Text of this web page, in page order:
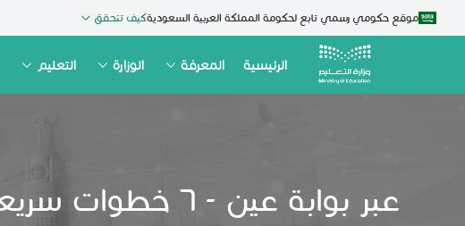
موقع حكومي رسمي تابع لحكومة المملكة العربية السعوديةكيف تتحقق
الرئيسية المعرفة الوزارة التعليم
عبر بوابة عين - ‏٦ خطوات سريعة لتحميل الكتب المدرسية‬ الرقمية